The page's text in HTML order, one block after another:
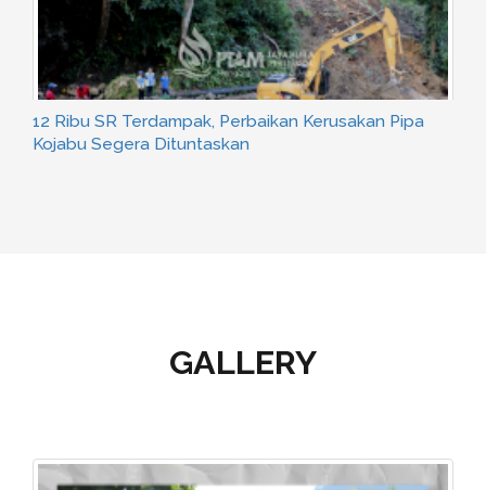
Jalan Sehat Tukang Ledeng Jayapura, Walikota :
Teguhkan Peran Pelayanan Air Bersih di Masyarakat